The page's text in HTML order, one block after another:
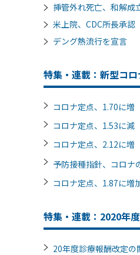
挿管外れ死亡、和解
米上院、CDC所長承
デング熱流行を宣言
特集・連載：新型コロ
コロナ定点、1.70に
コロナ定点、1.53に
コロナ定点、2.12に
予防接種指針、コロ
コロナ定点、1.87に
特集・連載：2020年
20年度診療報酬改定